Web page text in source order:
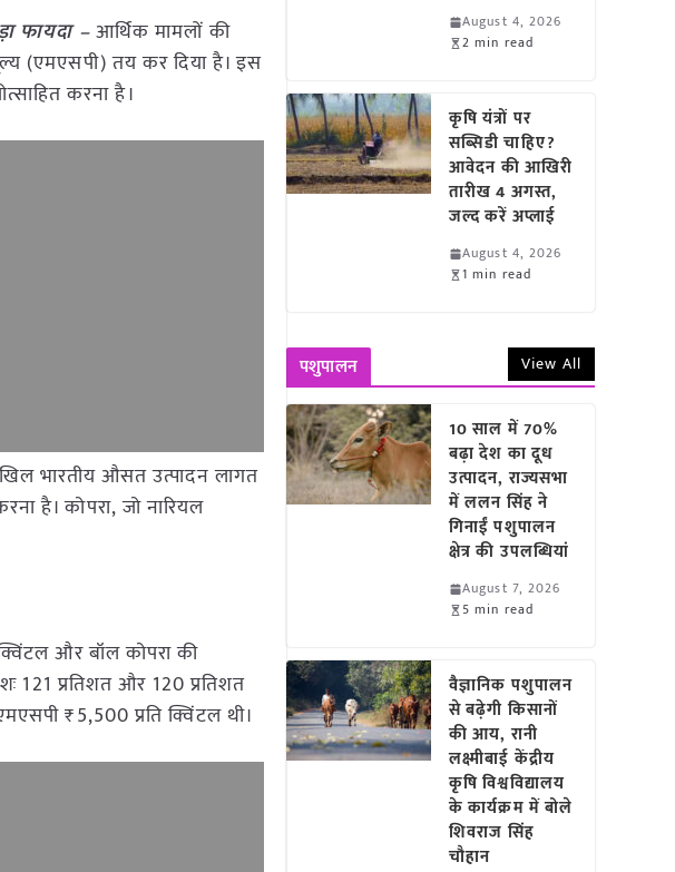
फायदा –आर्थिक मामलों की
(एमएसपी) तय कर दिया है। इस
करना है।
भारतीय औसत उत्पादन लागत
है। कोपरा, जो नारियल
और बॉल कोपरा की
121 प्रतिशत और 120 प्रतिशत
₹5,500 प्रति क्विंटल थी।
August 4, 2026
2 min read
कृषि यंत्रों पर
सब्सिडी चाहिए?
आवेदन की आखिरी
तारीख 4 अगस्त,
जल्द करें अप्लाई
August 4, 2026
1 min read
पशुपालन View All
10 साल में 70%
बढ़ा देश का दूध
उत्पादन, राज्यसभा
में ललन सिंह ने
गिनाईं पशुपालन
क्षेत्र की उपलब्धियां
August 7, 2026
5 min read
वैज्ञानिक पशुपालन
से बढ़ेगी किसानों
की आय, रानी
लक्ष्मीबाई केंद्रीय
कृषि विश्वविद्यालय
के कार्यक्रम में बोले
शिवराज सिंह
चौहान